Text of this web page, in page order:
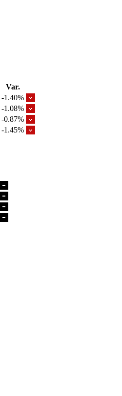
Var.
-1.40%
-1.08%
-0.87%
-1.45%